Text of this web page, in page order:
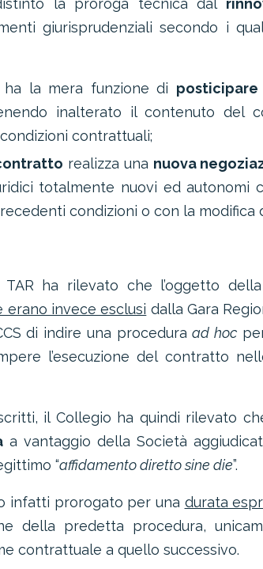
la proroga tecnica dal
giurisprudenziali secondo i
ha la mera funzione di
inalterato il contenuto del
contrattuali;
realizza una nuova
totalmente nuovi ed autonomi
condizioni o con la modifica
ha rilevato che l’oggetto della
erano invece esclusi dalla Gara
di indire una proceduraad hoc
l’esecuzione del contratto
il Collegio ha quindi rilevato che
a vantaggio della Società
“affidamento diretto sine die”.
infatti prorogato per una durata
della predetta procedura,
contrattuale a quello successivo.